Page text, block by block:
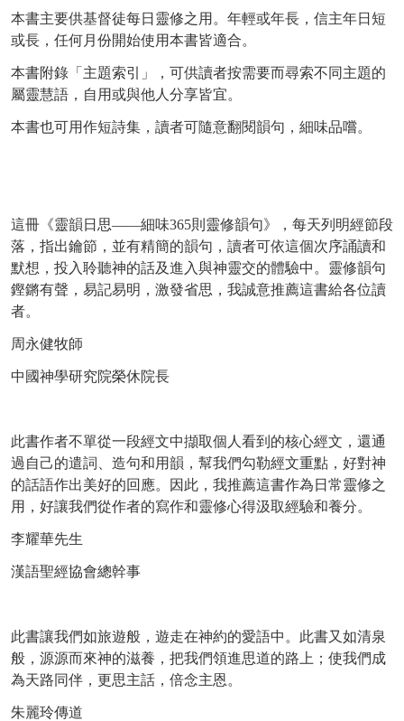
本書主要供基督徒每日靈修之用。年輕或年長，信主年日短
或長，任何月份開始使用本書皆適合。
本書附錄「主題索引」，可供讀者按需要而尋索不同主題的
屬靈慧語，自用或與他人分享皆宜。
本書也可用作短詩集，讀者可隨意翻閱韻句，細味品嚐。
這冊《靈韻日思——細味365則靈修韻句》，每天列明經節段
落，指出鑰節，並有精簡的韻句，讀者可依這個次序誦讀和
默想，投入聆聽神的話及進入與神靈交的體驗中。靈修韻句
鏗鏘有聲，易記易明，激發省思，我誠意推薦這書給各位讀
者。
周永健牧師
中國神學研究院榮休院長
此書作者不單從一段經文中擷取個人看到的核心經文，還通
過自己的遣詞、造句和用韻，幫我們勾勒經文重點，好對神
的話語作出美好的回應。因此，我推薦這書作為日常靈修之
用，好讓我們從作者的寫作和靈修心得汲取經驗和養分。
李耀華先生
漢語聖經協會總幹事
此書讓我們如旅遊般，遊走在神約的愛語中。此書又如清泉
般，源源而來神的滋養，把我們領進思道的路上；使我們成
為天路同伴，更思主話，倍念主恩。
朱麗玲傳道